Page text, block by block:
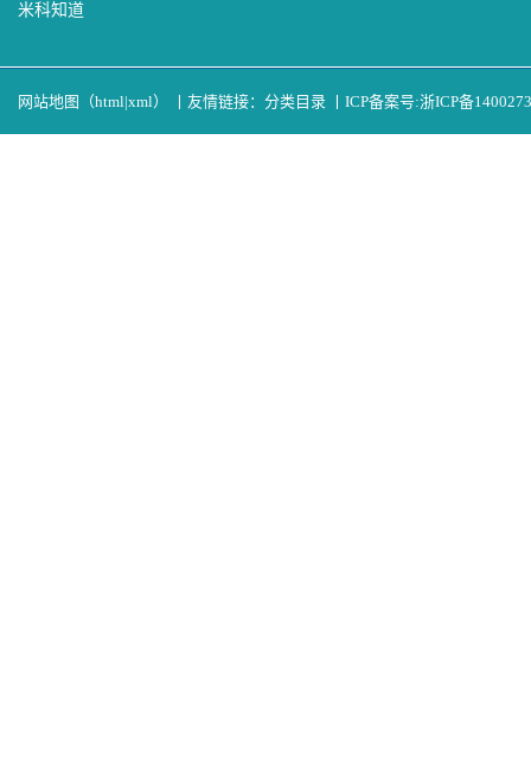
米科知道
网站地图（html|xml） 友情链接： 分类目录 ICP备案号:浙ICP备